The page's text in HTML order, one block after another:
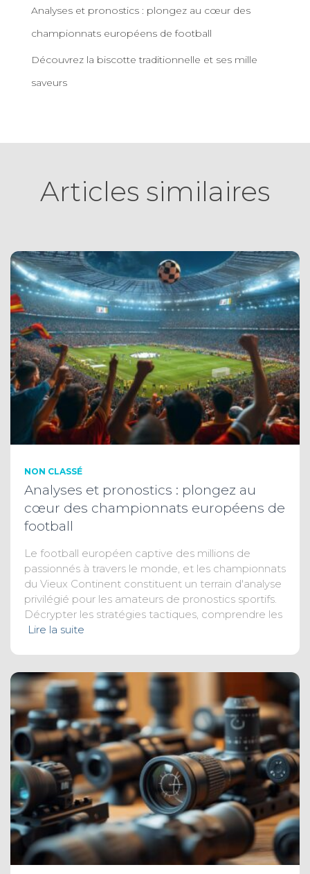
Analyses et pronostics : plongez au cœur des
championnats européens de football
Découvrez la biscotte traditionnelle et ses mille
saveurs
Articles similaires
NON CLASSÉ
Analyses et pronostics : plongez au
cœur des championnats européens de
football
Le football européen captive des millions de
passionnés à travers le monde, et les championnats
du Vieux Continent constituent un terrain d'analyse
privilégié pour les amateurs de pronostics sportifs.
Décrypter les stratégies tactiques, comprendre les
Lire la suite